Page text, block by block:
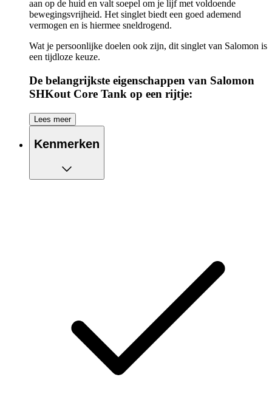
aan op de huid en valt soepel om je lijf met voldoende
bewegingsvrijheid. Het singlet biedt een goed ademend
vermogen en is hiermee sneldrogend.
Wat je persoonlijke doelen ook zijn, dit singlet van Salomon is
een tijdloze keuze.
De belangrijkste eigenschappen van Salomon
SHKout Core Tank op een rijtje:
Gemaakt van stretchy materiaal
Beschikt over sneldrogend materiaal
Flatlocknaden: platte naden om schuren te voorkomen
Reflecterende details voor extra zichtbaarheid wanneer
Lees meer
Kenmerken